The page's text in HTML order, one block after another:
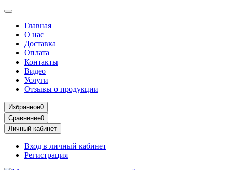
Главная
О нас
Доставка
Оплата
Контакты
Видео
Услуги
Отзывы о продукции
Избранное0
Сравнение0
Личный кабинет
Вход в личный кабинет
Регистрация